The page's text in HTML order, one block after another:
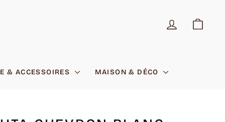
SE
& ACCESSOIRES MAISON & DÉCO